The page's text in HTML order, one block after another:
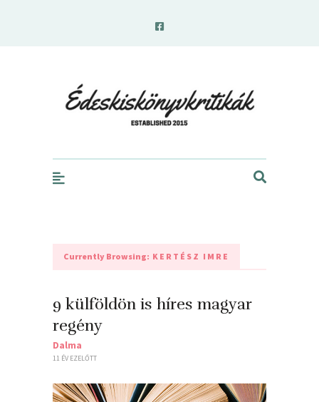
Currently Browsing: KERTÉSZ IMRE
9 külföldön is híres magyar
regény
Dalma
11 ÉV EZELŐTT